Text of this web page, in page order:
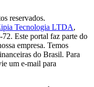
reservados.
Tecnologia LTDA,
Este portal faz parte do
empresa. Temos
do Brasil. Para
um e-mail para